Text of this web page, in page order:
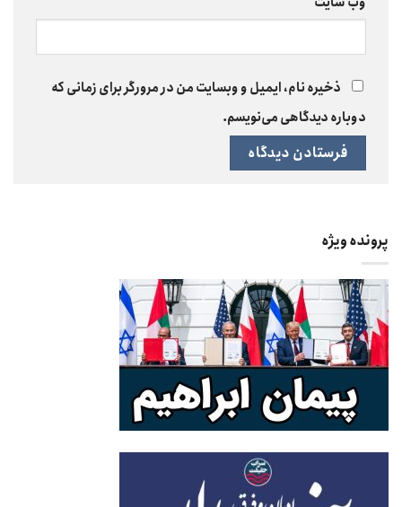
ذخیره نام، ایمیل و وبسایت من در مرورگر برای زمانی که
دوباره دیدگاهی می‌نویسم.
پرونده ویژه